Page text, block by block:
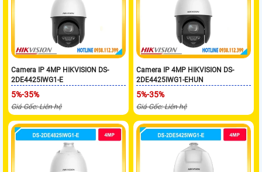
Camera IP 4MP HIKVISION DS-
2DE4425IWG1-E
5%-35%
Giá Gốc: Liên hệ
Camera IP 4MP HIKVISION DS-
2DE4425IWG1-EHUN
5%-35%
Giá Gốc: Liên hệ